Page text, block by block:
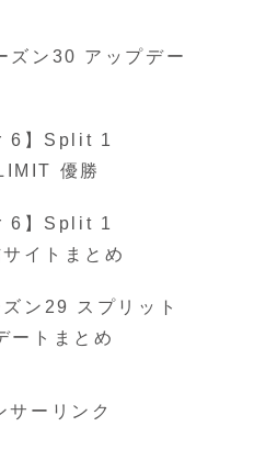
ズン30 アップデー
6】Split 1
優勝
6】Split 1
イトまとめ
ン29 スプリット
ートまとめ
サーリンク